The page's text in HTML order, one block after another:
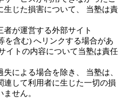
生じた損害について、 当塾は責
が運営する外部サイト
を含む) へリンクする場合があ
イトの内容について当塾は責任
による場合を除き、 当塾は、
連して利用者に生じた一切の損
せん。